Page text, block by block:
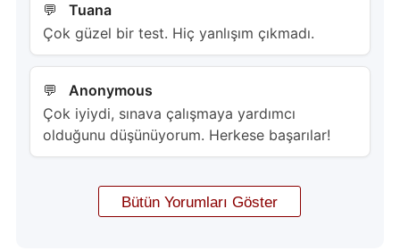
Tuana
Çok güzel bir test. Hiç yanlışım çıkmadı.
Anonymous
Çok iyiydi, sınava çalışmaya yardımcı
olduğunu düşünüyorum. Herkese başarılar!